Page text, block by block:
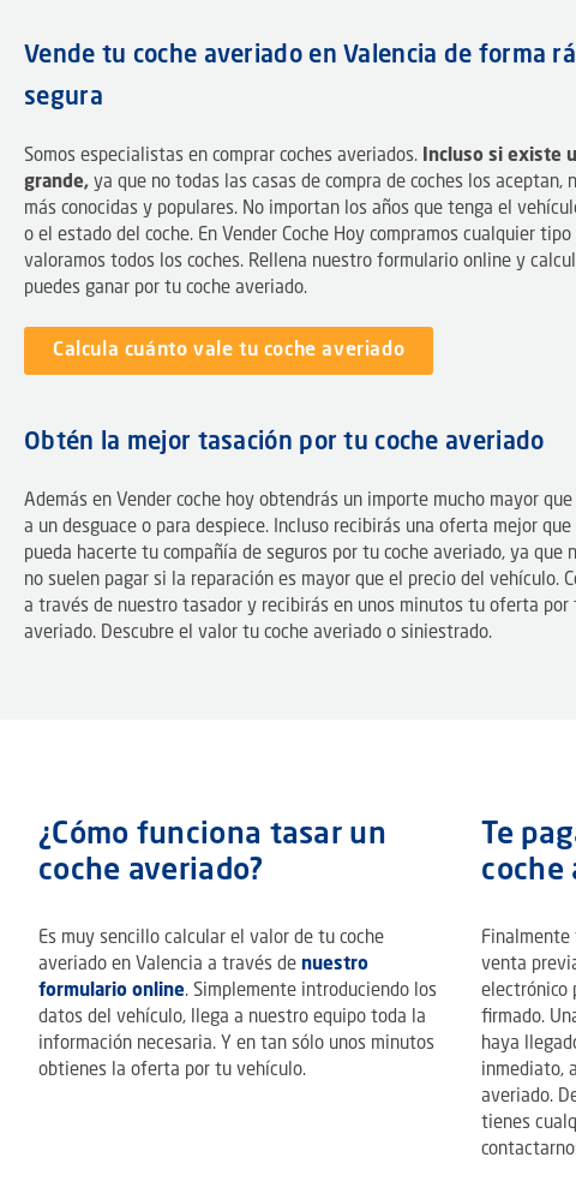
Vende tu coche averiado en Valencia de forma
segura
Somos especialistas en comprar coches averiados.
Incluso si existe
grande, ya que no todas las casas de compra de coches los aceptan,
más conocidas y populares. No importan los años que tenga el
o el estado del coche. En Vender Coche Hoy compramos cualquier
valoramos todos los coches. Rellena nuestro formulario online y
puedes ganar por tu coche averiado.
Calcula cuánto vale tu coche averiado
Obtén la mejor tasación por tu coche averiado
Además en Vender coche hoy obtendrás un importe mucho mayor
a un desguace o para despiece. Incluso recibirás una oferta mejor que
pueda hacerte tu compañía de seguros por tu coche averiado, ya que
no suelen pagar si la reparación es mayor que el precio del vehículo.
a través de nuestro tasador y recibirás en unos minutos tu oferta por
averiado. Descubre el valor tu coche averiado o siniestrado.
¿Cómo funciona tasar un
coche averiado?
Es muy sencillo calcular el valor de tu coche
averiado en Valencia a través de nuestro
formulario online. Simplemente introduciendo los
datos del vehículo, llega a nuestro equipo toda la
información necesaria. Y en tan sólo unos minutos
obtienes la oferta por tu vehículo.
Te
coche
Finalmente
venta
electrónico
firmado.
haya
inmediato,
averiado.
tienes